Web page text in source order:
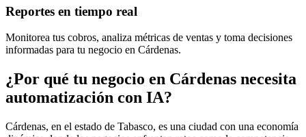
Reportes en tiempo real
Monitorea tus cobros, analiza métricas de ventas y toma decisiones
informadas para tu negocio en Cárdenas.
¿Por qué tu negocio en Cárdenas necesita
automatización con IA?
Cárdenas, en el estado de Tabasco, es una ciudad con una economía